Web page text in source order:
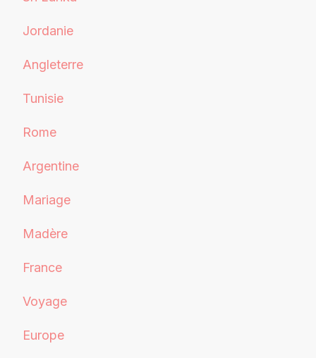
Jordanie
Angleterre
Tunisie
Rome
Argentine
Mariage
Madère
France
Voyage
Europe